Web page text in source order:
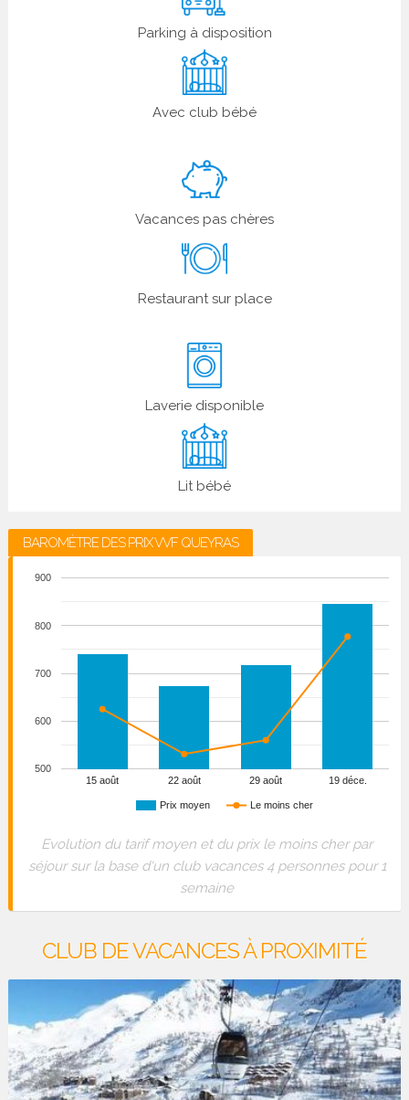
Parking à disposition
Avec club bébé
Vacances pas chères
Restaurant sur place
Laverie disponible
Lit bébé
BAROMÈTRE DES PRIX VVF QUEYRAS
Prix moyen Le moins cher
15 août 22 août 29 août 19 déce.
500
600
700
800
900
Evolution du tarif moyen et du prix le moins cher par
séjour sur la base d'un club vacances 4 personnes pour 1
semaine
CLUB DE VACANCES À PROXIMITÉ